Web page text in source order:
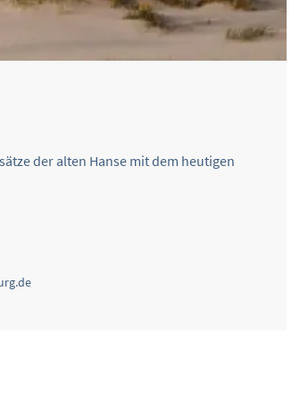
der alten Hanse mit dem heutigen